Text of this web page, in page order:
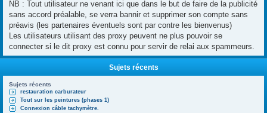
NB : Tout utilisateur ne venant ici que dans le but de faire de la publicité
sans accord préalable, se verra bannir et supprimer son compte sans
préavis (les partenaires éventuels sont par contre les bienvenus)
Les utilisateurs utilisant des proxy peuvent ne plus pouvoir se
connecter si le dit proxy est connu pour servir de relai aux spammeurs.
Sujets récents
Sujets récents
restauration carburateur
Tout sur les peintures (phases 1)
Connexion câble tachymètre.